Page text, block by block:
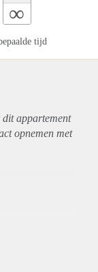
∞
tijd
ditappartement
opnemen met